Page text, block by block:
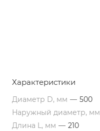
Характеристики
Диаметр D, мм — 500
Наружный диаметр, мм
Длина L, мм — 210